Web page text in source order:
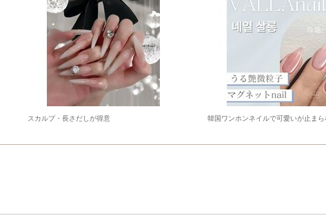
スカルプ・長さだしが得意 韓国ワンホンネイルで可愛いが止ま